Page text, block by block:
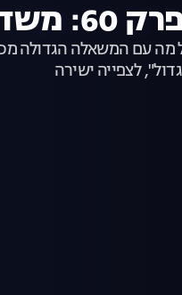
מה עם המשאלה הגדולה